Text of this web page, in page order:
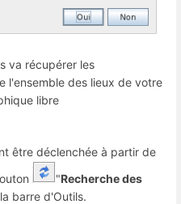
va récupérer les
l'ensemble des lieux de votre
libre
être déclenchée à partir de
"Recherche des
barre d'Outils.